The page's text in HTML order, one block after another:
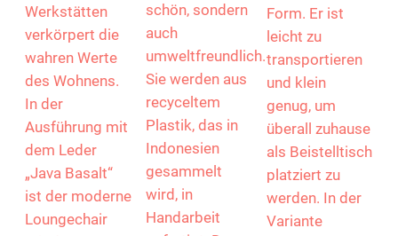
Werkstätten
verkörpert die
wahren Werte
des Wohnens.
In der
Ausführung mit
dem Leder
„Java Basalt“
ist der moderne
Loungechair
schön, sondern
auch
umweltfreundlich.
Sie werden aus
recyceltem
Plastik, das in
Indonesien
gesammelt
wird, in
Handarbeit
Form. Er ist
leicht zu
transportieren
und klein
genug, um
überall zuhause
als Beistelltisch
platziert zu
werden. In der
Variante